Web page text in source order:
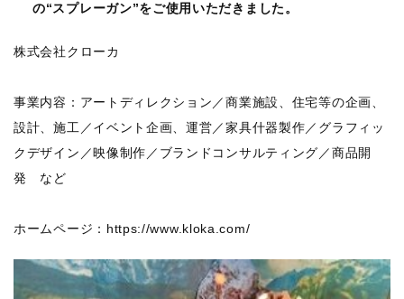
の“スプレーガン”をご使用いただきました。
株式会社クローカ
事業内容：アートディレクション／商業施設、住宅等の企画、
設計、施工／イベント企画、運営／家具什器製作／グラフィッ
クデザイン／映像制作／ブランドコンサルティング／商品開
発 など
ホームページ：https://www.kloka.com/